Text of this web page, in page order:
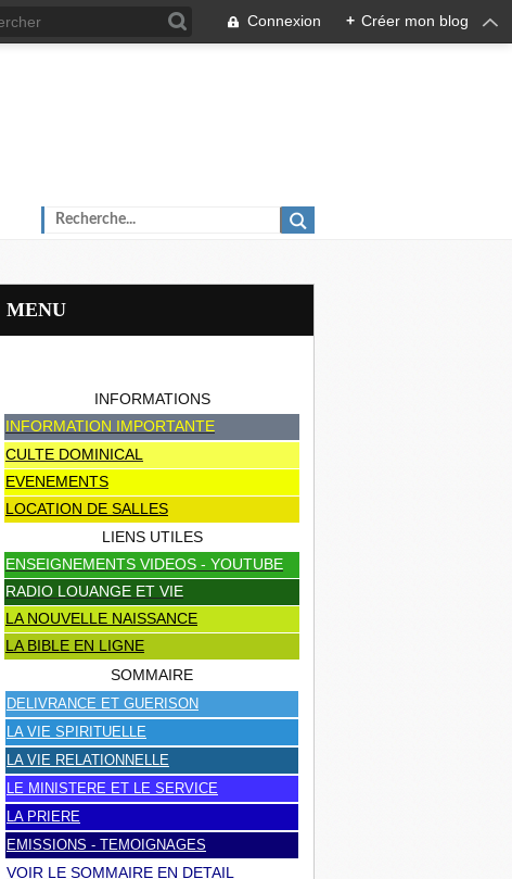
Connexion + Créer mon blog
MENU
INFORMATIONS
INFORMATION IMPORTANTE
CULTE DOMINICAL
EVENEMENTS
LOCATION DE SALLES
LIENS UTILES
ENSEIGNEMENTS VIDEOS - YOUTUBE
RADIO LOUANGE ET VIE
LA NOUVELLE NAISSANCE
LA BIBLE EN LIGNE
SOMMAIRE
DELIVRANCE ET GUERISON
LA VIE SPIRITUELLE
LA VIE RELATIONNELLE
LE MINISTERE ET LE SERVICE
LA PRIERE
EMISSIONS - TEMOIGNAGES
VOIR LE SOMMAIRE EN DETAIL